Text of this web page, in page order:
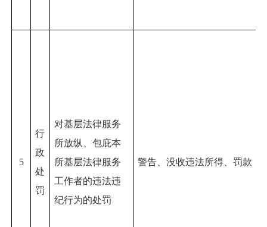
5
行
政
处
罚
对基层法律服务
所放纵、包庇本
所基层法律服务
工作者的违法违
纪行为的处罚
警告、没收违法所得、罚款